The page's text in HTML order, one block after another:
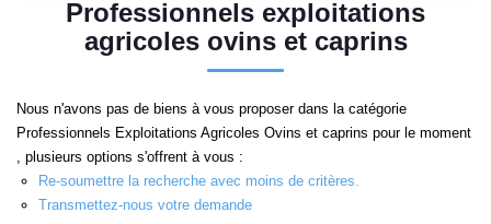
NOTRE SERVICE SYNDIC
EXTRANET
Professionnels exploitations
agricoles ovins et caprins
Nous n'avons pas de biens à vous proposer dans la catégorie
Professionnels Exploitations Agricoles Ovins et caprins pour le moment
, plusieurs options s'offrent à vous :
Re-soumettre la recherche avec moins de critères.
Transmettez-nous votre demande